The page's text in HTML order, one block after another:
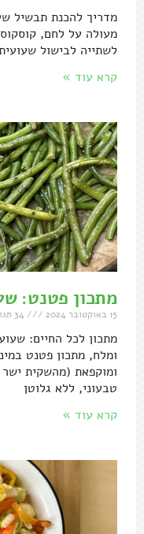
מדריך להכנת תבשיל
מעולה על לחם,
לשתייה לבישול
קרא עוד »
מתכון פטנט:
15 באוקטובר 2024
מתכון לכל החיים:
ומלח, מתכון פטנט
ומוקפאת (מהשקית
טבעוני, ללא גלוטן
קרא עוד »